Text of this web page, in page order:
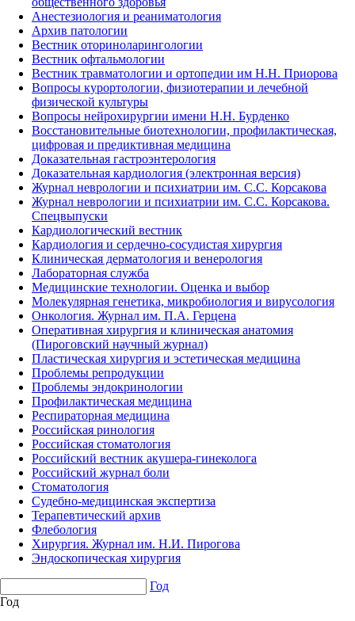
Анестезиология и реаниматология
Архив патологии
Вестник оториноларингологии
Вестник офтальмологии
Вестник травматологии и ортопедии им Н.Н. Приорова
Вопросы курортологии, физиотерапии и лечебной
физической культуры
Вопросы нейрохирургии имени Н.Н. Бурденко
Восстановительные биотехнологии, профилактическая,
цифровая и предиктивная медицина
Доказательная гастроэнтерология
Доказательная кардиология (электронная версия)
Журнал неврологии и психиатрии им. С.С. Корсакова
Журнал неврологии и психиатрии им. С.С. Корсакова.
Спецвыпуски
Кардиологический вестник
Кардиология и сердечно-сосудистая хирургия
Клиническая дерматология и венерология
Лабораторная служба
Медицинские технологии. Оценка и выбор
Молекулярная генетика, микробиология и вирусология
Онкология. Журнал им. П.А. Герцена
Оперативная хирургия и клиническая анатомия
(Пироговский научный журнал)
Пластическая хирургия и эстетическая медицина
Проблемы репродукции
Проблемы эндокринологии
Профилактическая медицина
Респираторная медицина
Российская ринология
Российская стоматология
Российский вестник акушера-гинеколога
Российский журнал боли
Стоматология
Судебно-медицинская экспертиза
Терапевтический архив
Флебология
Хирургия. Журнал им. Н.И. Пирогова
Эндоскопическая хирургия
Год
Год